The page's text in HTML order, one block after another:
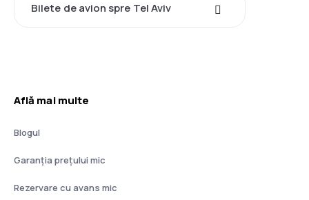
Bilete de avion spre Tel Aviv
Află mai multe
Blogul
Garanția prețului mic
Rezervare cu avans mic